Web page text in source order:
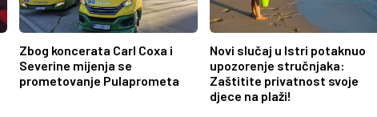
Zbog koncerata Carl Coxa i
Severine mijenja se
prometovanje Pulaprometa
Novi slučaj u Istri potaknuo
upozorenje stručnjaka:
Zaštitite privatnost svoje
djece na plaži!